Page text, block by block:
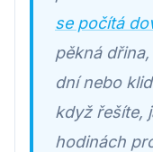
se počítá
pěkná
dní nebo
když řešíte,
hodinách